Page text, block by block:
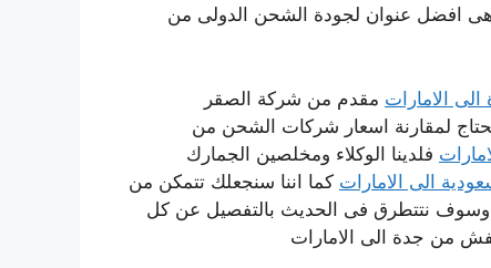
افضل عنوان لجودة الشحن الدولى من
الامارات مقدم من شركة الصقر
لمقارنة اسعار شركات الشحن من
فلدينا الوكلاء ومخلصين الجمارك
الى الامارات كما اننا سنجعلك تتمكن من
وسوف نتتطرق فى الحديث بالتفصيل عن كل
من جدة الى الامارات